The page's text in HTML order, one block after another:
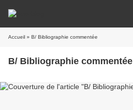
Accueil » B/ Bibliographie commentée
B/ Bibliographie commentée